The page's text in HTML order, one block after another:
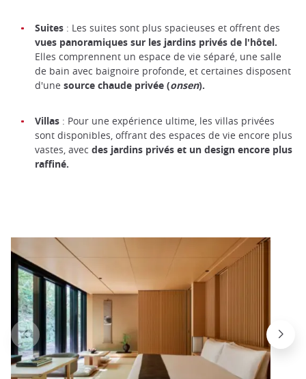
Suites : Les suites sont plus spacieuses et offrent des
vues panoramiques sur les jardins privés de l'hôtel.
Elles comprennent un espace de vie séparé, une salle
de bain avec baignoire profonde, et certaines disposent
d'une source chaude privée (onsen).
Villas : Pour une expérience ultime, les villas privées
sont disponibles, offrant des espaces de vie encore plus
vastes, avec des jardins privés et un design encore plus
raffiné.